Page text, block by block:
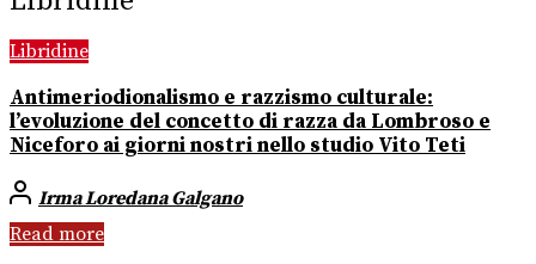
Libridine
Antimeriodionalismo e razzismo culturale:
l’evoluzione del concetto di razza da Lombroso e
Niceforo ai giorni nostri nello studio Vito Teti
Irma Loredana Galgano
Read more